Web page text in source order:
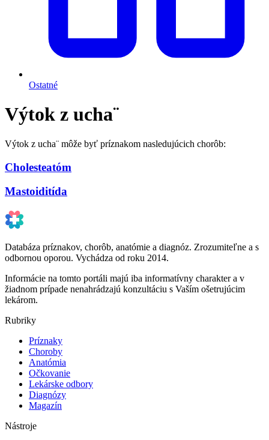
Ostatné
Výtok z ucha¨
Výtok z ucha¨ môže byť príznakom nasledujúcich chorôb:
Cholesteatóm
Mastoiditída
Databáza príznakov, chorôb, anatómie a diagnóz. Zrozumiteľne a s
odbornou oporou. Vychádza od roku 2014.
Informácie na tomto portáli majú iba informatívny charakter a v
žiadnom prípade nenahrádzajú konzultáciu s Vaším ošetrujúcim
lekárom.
Rubriky
Príznaky
Choroby
Anatómia
Očkovanie
Lekárske odbory
Diagnózy
Magazín
Nástroje